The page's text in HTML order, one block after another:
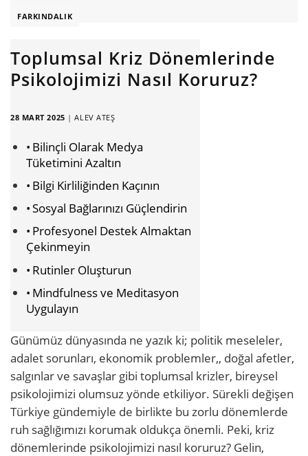
FARKINDALIK
Toplumsal Kriz Dönemlerinde
Psikolojimizi Nasıl Koruruz?
28 MART 2025 |ALEV ATEŞ
Bilinçli Olarak Medya
Tüketimini Azaltın
Bilgi Kirliliğinden Kaçının
Sosyal Bağlarınızı Güçlendirin
Profesyonel Destek Almaktan
Çekinmeyin
Rutinler Oluşturun
Mindfulness ve Meditasyon
Uygulayın
Günümüz dünyasında ne yazık ki; politik meseleler,
adalet sorunları, ekonomik problemler,, doğal afetler,
salgınlar ve savaşlar gibi toplumsal krizler, bireysel
psikolojimizi olumsuz yönde etkiliyor. Sürekli değişen
Türkiye gündemiyle de birlikte bu zorlu dönemlerde
ruh sağlığımızı korumak oldukça önemli. Peki, kriz
dönemlerinde psikolojimizi nasıl koruruz? Gelin,